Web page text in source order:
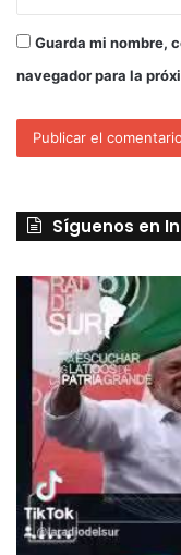
Guarda mi nombre,
navegador para la
Síguenos en